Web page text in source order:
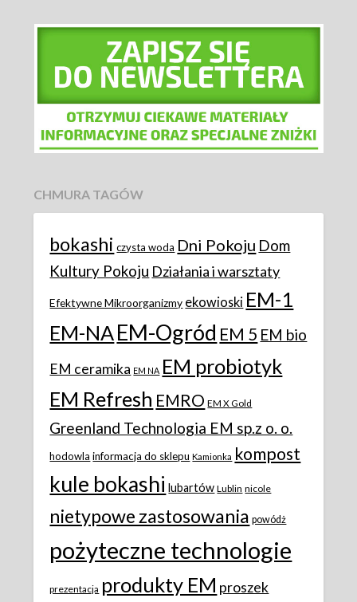
CHMURA TAGÓW
bokashi czysta woda Dni Pokoju Dom
Kultury Pokoju Działania i warsztaty
Efektywne Mikroorganizmy ekowioski EM-1
EM-NAEM-Ogród EM 5 EM bio
EM ceramika EM NA EM probiotyk
EM Refresh EMRO EM X Gold
Greenland Technologia EM sp.z o. o.
hodowla informacja do sklepu Kamionka kompost
kule bokashi lubartów Lublin nicole
nietypowe zastosowania powódż
pożyteczne technologie
prezentacja produkty EM proszek